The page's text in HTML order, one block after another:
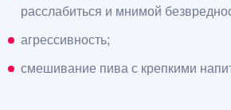
расслабиться и мнимой
агрессивность;
смешивание пива с крепкими